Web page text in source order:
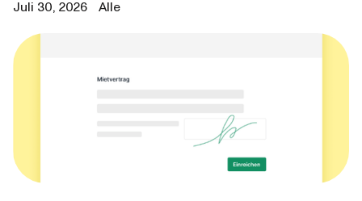
Juli 30, 2026 Alle